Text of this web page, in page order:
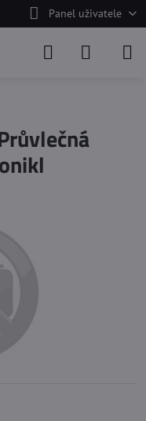
Panel uživatele